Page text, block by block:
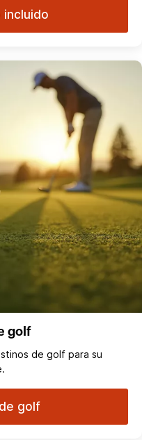
incluido
golf
de golf para su
golf